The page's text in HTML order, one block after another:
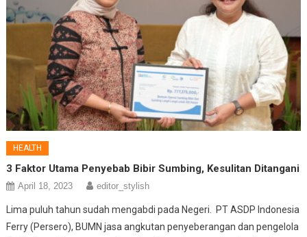
HEALTH
3 Faktor Utama Penyebab Bibir Sumbing, Kesulitan Ditangani
April 18, 2023 editor_stylish
Lima puluh tahun sudah mengabdi pada Negeri. PT ASDP Indonesia
Ferry (Persero), BUMN jasa angkutan penyeberangan dan pengelola